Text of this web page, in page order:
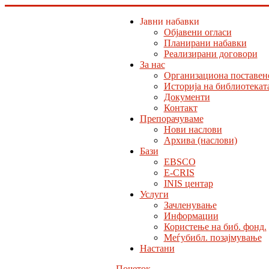
Јавни набавки
Објавени огласи
Планирани набавки
Реализирани договори
За нас
Организациона
Историја на
Документи
Контакт
Препорачуваме
Нови наслови
Архива (наслови)
Бази
EBSCO
E-CRIS
INIS центар
Услуги
Зачленување
Информации
Користење на биб. фонд.
Меѓубибл. позајмување
Настани